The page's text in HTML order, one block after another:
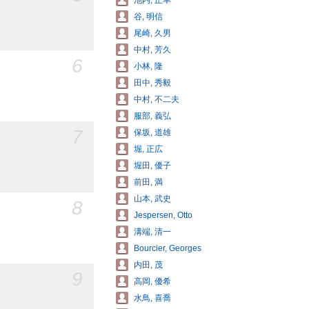
6
8
谷, 明信
尾崎, 久男
中村, 芳久
小林, 隆
田中, 秀毅
中村, 不二夫
服部, 義弘
保坂, 道雄
堀, 正広
堀田, 優子
前田, 満
山本, 武史
Jespersen, Otto
溝端, 清一
Bourcier, Georges
内田, 茂
高岡, 優希
水鳥, 喜喬